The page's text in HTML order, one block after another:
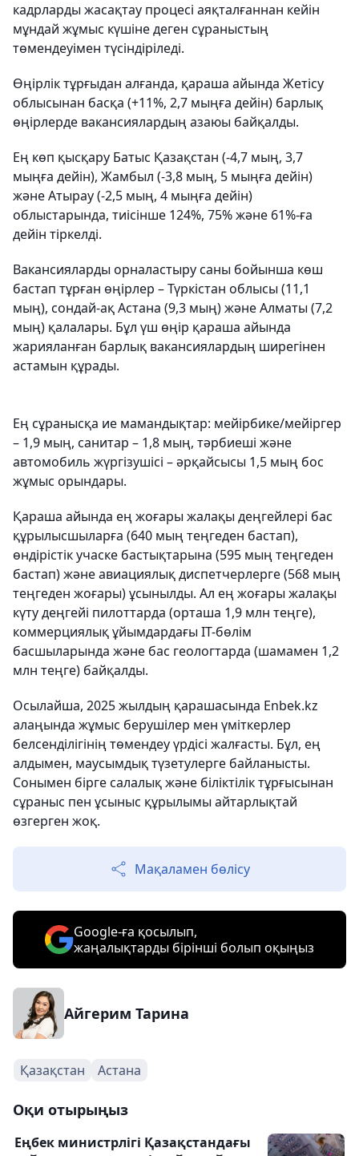
кадрларды жасақтау процесі аяқталғаннан кейін
мұндай жұмыс күшіне деген сұраныстың
төмендеуімен түсіндіріледі.
Өңірлік тұрғыдан алғанда, қараша айында Жетісу
облысынан басқа (+11%, 2,7 мыңға дейін) барлық
өңірлерде вакансиялардың азаюы байқалды.
Ең көп қысқару Батыс Қазақстан (-4,7 мың, 3,7
мыңға дейін), Жамбыл (-3,8 мың, 5 мыңға дейін)
және Атырау (-2,5 мың, 4 мыңға дейін)
облыстарында, тиісінше 124%, 75% және 61%-ға
дейін тіркелді.
Вакансияларды орналастыру саны бойынша көш
бастап тұрған өңірлер – Түркістан облысы (11,1
мың), сондай-ақ Астана (9,3 мың) және Алматы (7,2
мың) қалалары. Бұл үш өңір қараша айында
жарияланған барлық вакансиялардың ширегінен
астамын құрады.
Ең сұранысқа ие мамандықтар: мейірбике/мейіргер
– 1,9 мың, санитар – 1,8 мың, тәрбиеші және
автомобиль жүргізушісі – әрқайсысы 1,5 мың бос
жұмыс орындары.
Қараша айында ең жоғары жалақы деңгейлері бас
құрылысшыларға (640 мың теңгеден бастап),
өндірістік учаске бастықтарына (595 мың теңгеден
бастап) және авиациялық диспетчерлерге (568 мың
теңгеден жоғары) ұсынылды. Ал ең жоғары жалақы
күту деңгейі пилоттарда (орташа 1,9 млн теңге),
коммерциялық ұйымдардағы IT-бөлім
басшыларында және бас геологтарда (шамамен 1,2
млн теңге) байқалды.
Осылайша, 2025 жылдың қарашасында Enbek.kz
алаңында жұмыс берушілер мен үміткерлер
белсенділігінің төмендеу үрдісі жалғасты. Бұл, ең
алдымен, маусымдық түзетулерге байланысты.
Сонымен бірге салалық және біліктілік тұрғысынан
сұраныс пен ұсыныс құрылымы айтарлықтай
өзгерген жоқ.
Мақаламен бөлісу
Google-ға қосылып,
жаңалықтарды бірінші болып оқыңыз
Айгерим Тарина
Қазақстан Астана
Оқи отырыңыз
Еңбек министрлігі Қазақстандағы